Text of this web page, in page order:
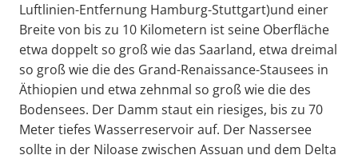
Luftlinien-Entfernung Hamburg-Stuttgart)und einer
Breite von bis zu 10 Kilometern ist seine Oberfläche
etwa doppelt so groß wie das Saarland, etwa dreimal
so groß wie die des Grand-Renaissance-Stausees in
Äthiopien und etwa zehnmal so groß wie die des
Bodensees. Der Damm staut ein riesiges, bis zu 70
Meter tiefes Wasserreservoir auf. Der Nassersee
sollte in der Niloase zwischen Assuan und dem Delta